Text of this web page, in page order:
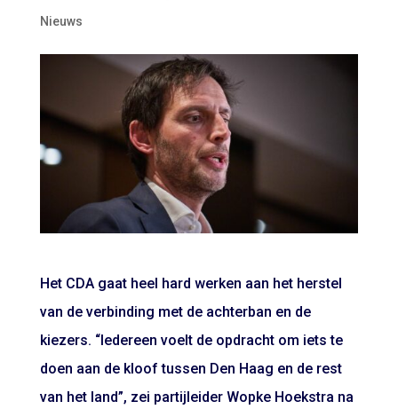
Nieuws
Het CDA gaat heel hard werken aan het herstel
van de verbinding met de achterban en de
kiezers. “Iedereen voelt de opdracht om iets te
doen aan de kloof tussen Den Haag en de rest
van het land”, zei partijleider Wopke Hoekstra na